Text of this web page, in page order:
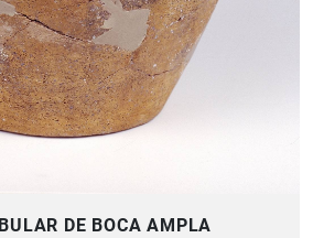
DE BOCA AMPLA